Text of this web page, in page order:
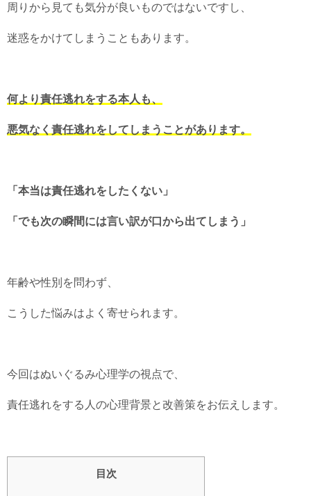
周りから見ても気分が良いものではないですし、
迷惑をかけてしまうこともあります。
何より責任逃れをする本人も、
悪気なく責任逃れをしてしまうことがあります。
「本当は責任逃れをしたくない」
「でも次の瞬間には言い訳が口から出てしまう」
年齢や性別を問わず、
こうした悩みはよく寄せられます。
今回はぬいぐるみ心理学の視点で、
責任逃れをする人の心理背景と改善策をお伝えします。
目次